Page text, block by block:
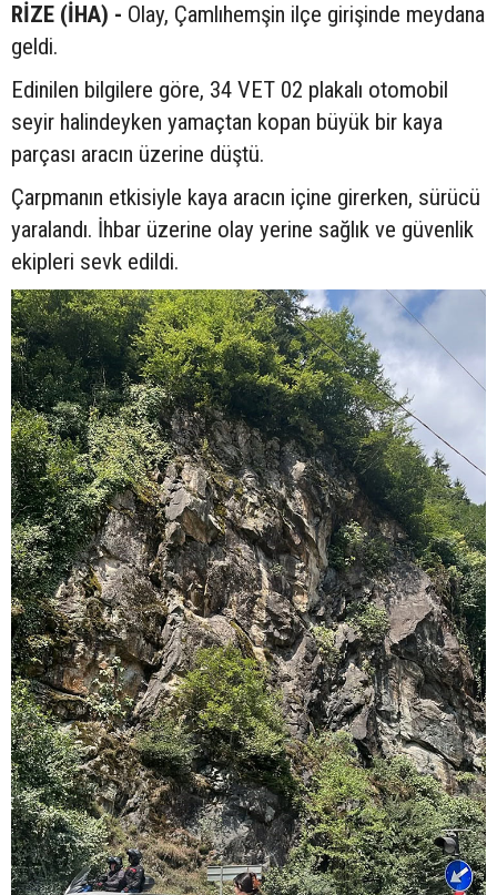
RİZE (İHA) - Olay, Çamlıhemşin ilçe girişinde meydana
geldi.
Edinilen bilgilere göre, 34 VET 02 plakalı otomobil
seyir halindeyken yamaçtan kopan büyük bir kaya
parçası aracın üzerine düştü.
Çarpmanın etkisiyle kaya aracın içine girerken, sürücü
yaralandı. İhbar üzerine olay yerine sağlık ve güvenlik
ekipleri sevk edildi.